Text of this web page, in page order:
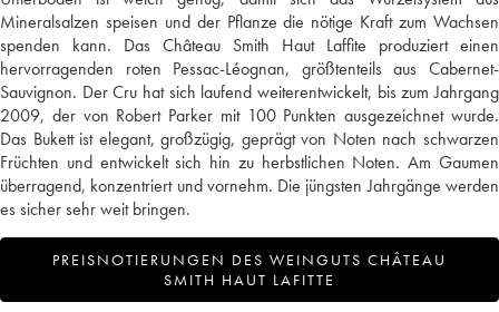
Mineralsalzen speisen und der Pflanze die nötige Kraft zum Wachsen
spenden kann. Das Château Smith Haut Laffite produziert einen
hervorragenden roten Pessac-Léognan, größtenteils aus Cabernet-
Sauvignon. Der Cru hat sich laufend weiterentwickelt, bis zum Jahrgang
2009, der von Robert Parker mit 100 Punkten ausgezeichnet wurde.
Das Bukett ist elegant, großzügig, geprägt von Noten nach schwarzen
Früchten und entwickelt sich hin zu herbstlichen Noten. Am Gaumen
überragend, konzentriert und vornehm. Die jüngsten Jahrgänge werden
es sicher sehr weit bringen.
PREISNOTIERUNGEN DES WEINGUTS CHÂTEAU
SMITH HAUT LAFITTE